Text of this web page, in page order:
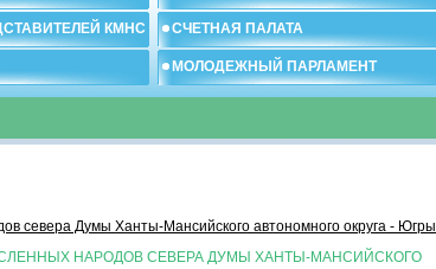
КМНС СЧЕТНАЯ ПАЛАТА
МОЛОДЕЖНЫЙ ПАРЛАМЕНТ
севера Думы Ханты-Мансийского автономного округа - Югры
НАРОДОВ СЕВЕРА ДУМЫ ХАНТЫ-МАНСИЙСКОГО